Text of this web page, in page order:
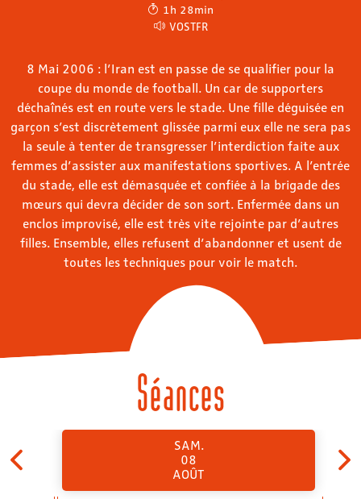
1h 28min
VOSTFR
8 Mai 2006 : l’Iran est en passe de se qualifier pour la
coupe du monde de football. Un car de supporters
déchaînés est en route vers le stade. Une fille déguisée en
garçon s’est discrètement glissée parmi eux elle ne sera pas
la seule à tenter de transgresser l’interdiction faite aux
femmes d’assister aux manifestations sportives. A l’entrée
du stade, elle est démasquée et confiée à la brigade des
mœurs qui devra décider de son sort. Enfermée dans un
enclos improvisé, elle est très vite rejointe par d’autres
filles. Ensemble, elles refusent d’abandonner et usent de
toutes les techniques pour voir le match.
Séances
SAM.
08
AOÛT